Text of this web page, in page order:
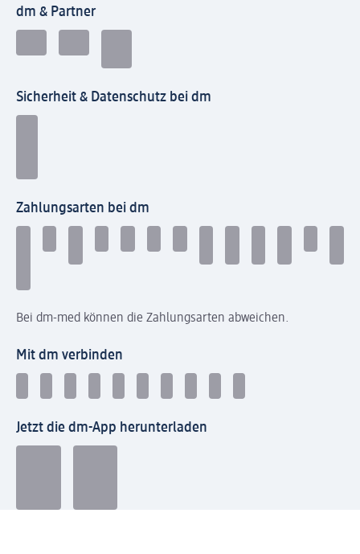
dm & Partner
Sicherheit & Datenschutz bei dm
Zahlungsarten bei dm
Bei dm-med können die Zahlungsarten abweichen.
Mit dm verbinden
Jetzt die dm-App herunterladen